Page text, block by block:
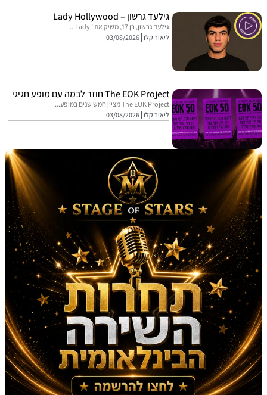
גילעד גרשון – Lady Hollywood
גילעד גרשון, בן 17, משיק את "Lady...
ליאור קלו 03/08/2026
The EOK Project חוזר לבמה עם מופע חגיגי
The EOK Project מציין חמש שנים במופע...
ליאור קלו 03/08/2026